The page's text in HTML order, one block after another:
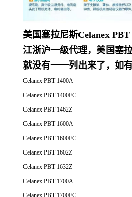
美国塞拉尼斯Celanex
江浙沪一级代理，美国塞
就没有一一列出来了，如
Celanex PBT 1400A
Celanex PBT 1400FC
Celanex PBT 1462Z
Celanex PBT 1600A
Celanex PBT 1600FC
Celanex PBT 1602Z
Celanex PBT 1632Z
Celanex PBT 1700A
Celanex PBT 1700FC